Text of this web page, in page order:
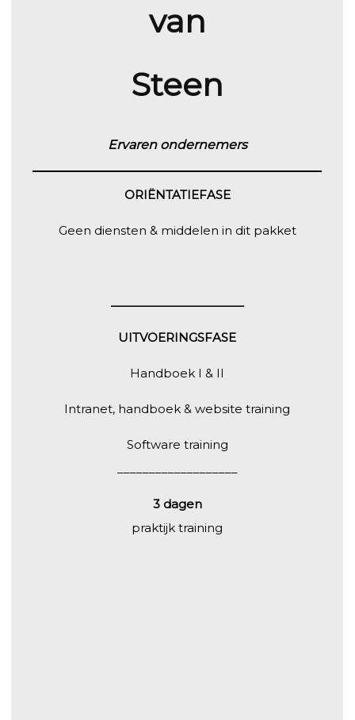
van
Steen
Ervaren ondernemers
ORIËNTATIEFASE
Geen diensten & middelen in dit pakket
UITVOERINGSFASE
Handboek I & II
Intranet, handboek & website training
Software training
3 dagen
praktijk training